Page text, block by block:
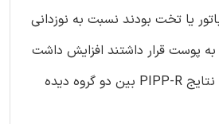
یا تخت بودند نسبت به نوزدانی
پوست قرار داشتند افزایش داشت
اما تفاوت معنی دار در نتایج PIPP-R بین دو گروه دیده